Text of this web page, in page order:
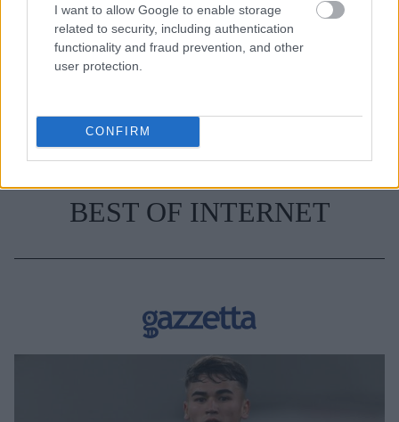
I want to allow Google to enable storage
related to security, including authentication
functionality and fraud prevention, and other
user protection.
CONFIRM
BEST OF INTERNET